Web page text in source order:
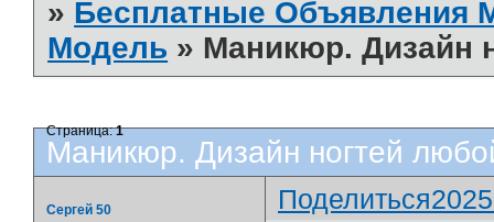
» Бесплатные
Модель » Маникюр. Дизайн
Маникюр. Дизайн ногтей
Страница:1
Поделиться
Сергей 50